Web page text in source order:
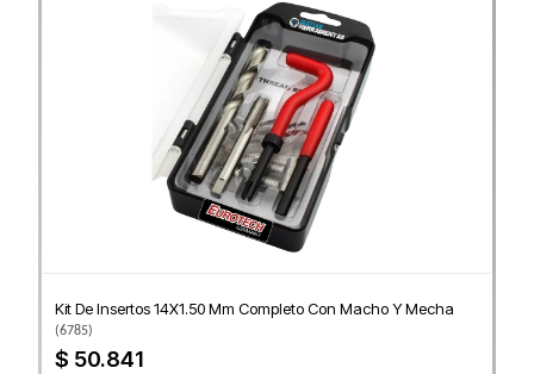
Kit De Insertos 14X1.50 Mm Completo Con Macho Y Mecha
(6785)
$ 50.841